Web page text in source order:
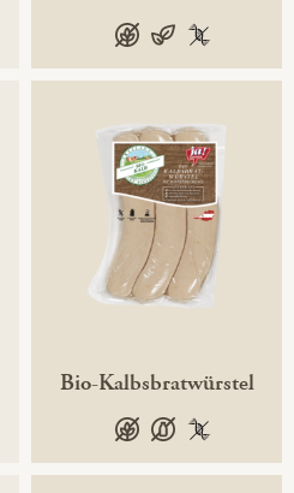
glutenfrei
vegan100 %
Bio-Kalbsbratwürstel
glutenfrei
laktosefrei
100 %